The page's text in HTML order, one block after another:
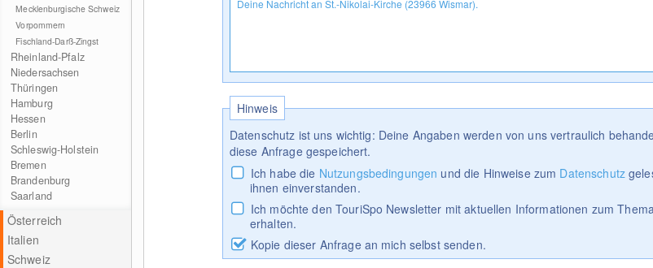
Mecklenburgische Schweiz
Vorpommern
Fischland-Darß-Zingst
Rheinland-Pfalz
Niedersachsen
Thüringen
Hamburg
Hessen
Berlin
Schleswig-Holstein
Bremen
Brandenburg
Saarland
Österreich
Italien
Schweiz
Hinweis
Datenschutz ist uns wichtig: Deine Angaben werden von uns vertraulich
diese Anfrage gespeichert.
Ich habe die Nutzungsbedingungen und die Hinweise zum Datenschutz
ihnen einverstanden.
Ich möchte den TouriSpo Newsletter mit aktuellen Informationen zum
erhalten.
Kopie dieser Anfrage an mich selbst senden.